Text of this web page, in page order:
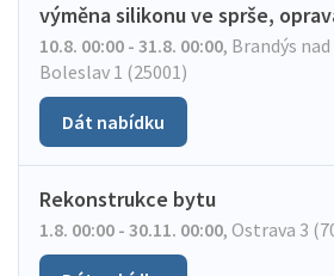
výměna silikonu ve sprše,
10.8. 00:00 - 31.8. 00:00, Brandýs
Boleslav 1 (25001)
Dát nabídku
Rekonstrukce bytu
1.8. 00:00 - 30.11. 00:00, Ostrava 3